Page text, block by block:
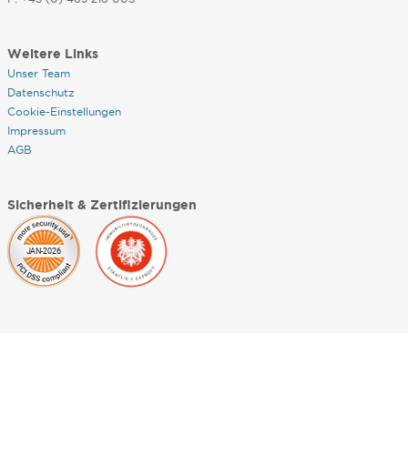
Weitere Links
Unser Team
Datenschutz
Cookie-Einstellungen
Impressum
AGB
Sicherheit & Zertifizierungen